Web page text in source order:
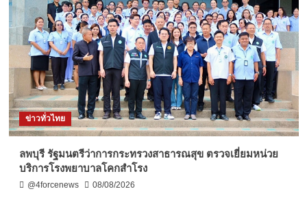
ข่าวทั่วไทย
ลพบุรี รัฐมนตรีว่าการกระทรวงสาธารณสุข ตรวจเยี่ยมหน่วย
บริการโรงพยาบาลโคกสำโรง
@4forcenews 08/08/2026